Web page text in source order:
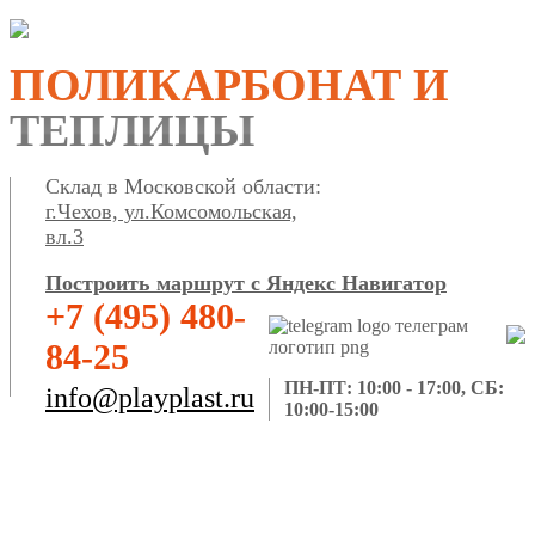
ПОЛИКАРБОНАТ И
ТЕПЛИЦЫ
Склад в Московской области:
г.Чехов, ул.Комсомольская,
вл.3
Построить маршрут с Яндекс Навигатор
+7 (495) 480-
84-25
info@playplast.ru
ПН-ПТ: 10:00 - 17:00, СБ:
10:00-15:00